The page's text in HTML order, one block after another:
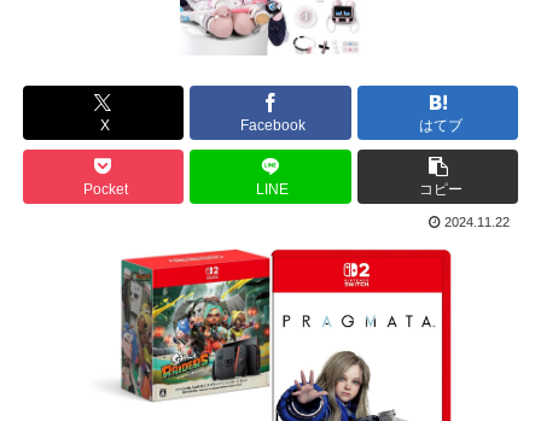
X Facebook はてブ
Pocket LINE コピー
2024.11.22